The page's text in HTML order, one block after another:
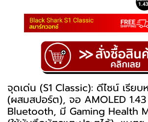
จุดเด่น (S1 Classic): ดีไซน์ เรีย
(ผสมสปอร์ต), จอ AMOLED
Bluetooth, มี Gaming Health